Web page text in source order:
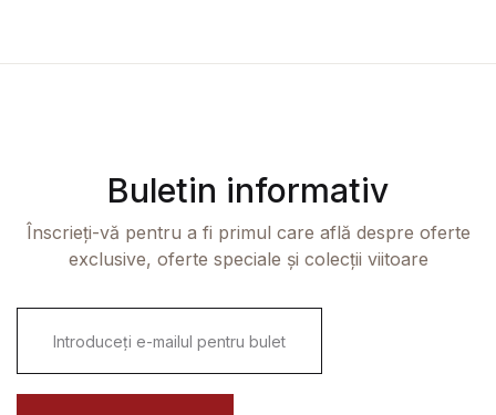
Buletin informativ
Înscrieți-vă pentru a fi primul care află despre oferte
exclusive, oferte speciale și colecții viitoare
i
l